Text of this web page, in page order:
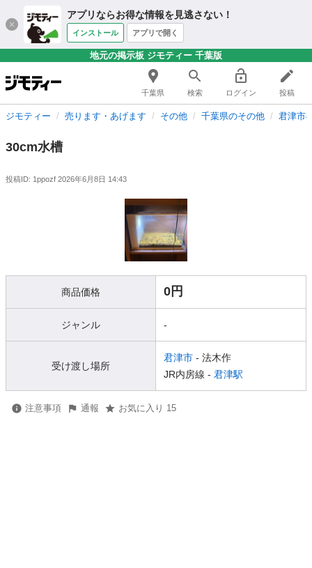
アプリならお得な情報を見逃さない！
インストール アプリで開く
地元の掲示板 ジモティー 千葉版
千葉県 検索 ログイン 投稿
ジモティー 売ります・あげます その他 千葉県のその他 君津市
30cm水槽
投稿ID: 1ppozf 2026年6月8日 14:43
商品価格 0円
ジャンル -
受け渡し場所
君津市 - 法木作
JR内房線 - 君津駅
注意事項 通報 お気に入り 15